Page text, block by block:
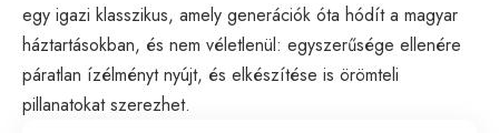
egy igazi klasszikus, amely generációk óta hódít a magyar
háztartásokban, és nem véletlenül: egyszerűsége ellenére
páratlan ízélményt nyújt, és elkészítése is örömteli
pillanatokat szerezhet.